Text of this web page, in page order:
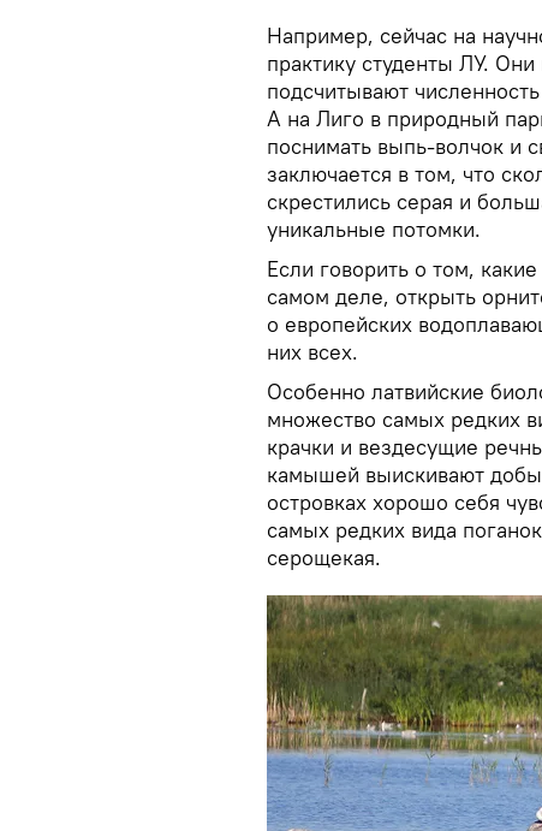
Например, сейчас на
практику студенты ЛУ.
подсчитывают
А на Лиго в природный
поснимать выпь-волчок и
заключается в том, что
скрестились серая и
уникальные потомки.
Если говорить о том,
самом деле, открыть
о европейских
них всех.
Особенно латвийские
множество самых редких
крачки и вездесущие
камышей выискивают
островках хорошо себя
самых редких вида
серощекая.